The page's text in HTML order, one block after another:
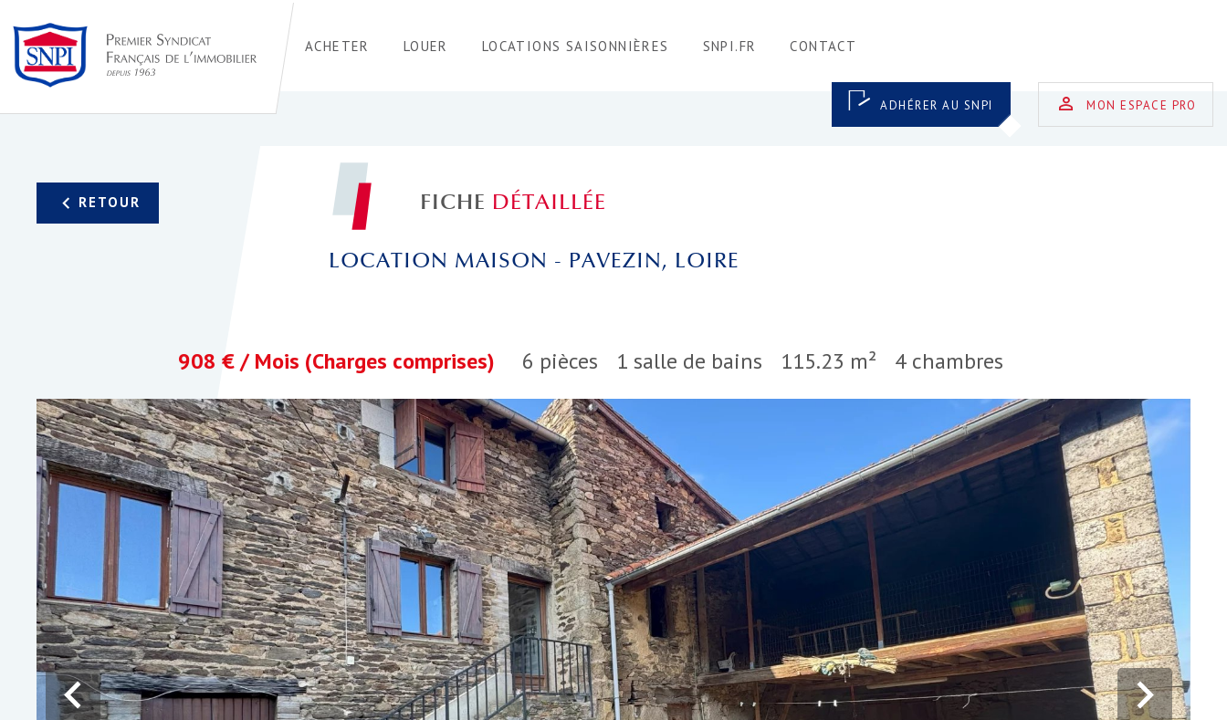
ACHETER LOUER LOCATIONS SAISONNIÈRES SNPI.FR CONTACT
ADHÉRER AU SNPI MON ESPACE PRO
FICHE DÉTAILLÉE
LOCATION MAISON - PAVEZIN, LOIRE
6 pièces 1 salle de bains 115.23 m² 4 chambres
908 € / Mois (Charges comprises)